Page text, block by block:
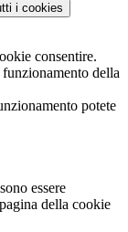
i cookies
consentire.
della
potete
essere
della cookie